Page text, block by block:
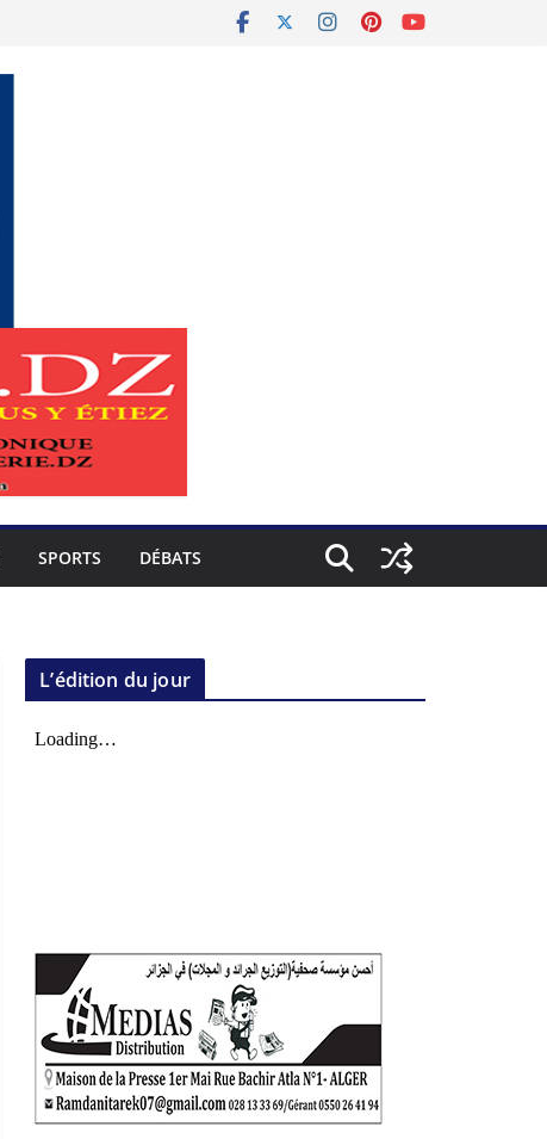
SPORTS DÉBATS
L’édition du jour